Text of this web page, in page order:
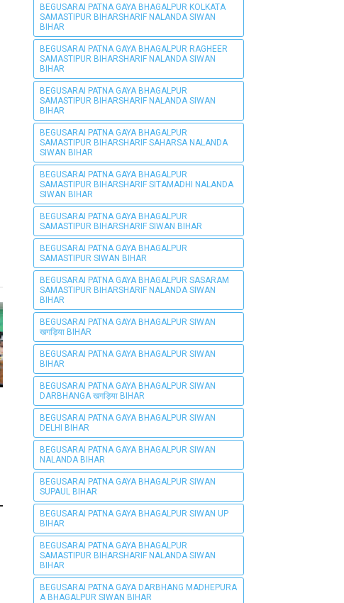
BEGUSARAI PATNA GAYA BHAGALPUR KOLKATA
SAMASTIPUR BIHARSHARIF NALANDA SIWAN
BIHAR
BEGUSARAI PATNA GAYA BHAGALPUR RAGHEER
SAMASTIPUR BIHARSHARIF NALANDA SIWAN
BIHAR
BEGUSARAI PATNA GAYA BHAGALPUR
SAMASTIPUR BIHARSHARIF NALANDA SIWAN
BIHAR
BEGUSARAI PATNA GAYA BHAGALPUR
SAMASTIPUR BIHARSHARIF SAHARSA NALANDA
SIWAN BIHAR
BEGUSARAI PATNA GAYA BHAGALPUR
SAMASTIPUR BIHARSHARIF SITAMADHI NALANDA
SIWAN BIHAR
BEGUSARAI PATNA GAYA BHAGALPUR
SAMASTIPUR BIHARSHARIF SIWAN BIHAR
BEGUSARAI PATNA GAYA BHAGALPUR
SAMASTIPUR SIWAN BIHAR
BEGUSARAI PATNA GAYA BHAGALPUR SASARAM
SAMASTIPUR BIHARSHARIF NALANDA SIWAN
BIHAR
BEGUSARAI PATNA GAYA BHAGALPUR SIWAN
खगड़िया BIHAR
BEGUSARAI PATNA GAYA BHAGALPUR SIWAN
BIHAR
BEGUSARAI PATNA GAYA BHAGALPUR SIWAN
DARBHANGA खगड़िया BIHAR
BEGUSARAI PATNA GAYA BHAGALPUR SIWAN
DELHI BIHAR
BEGUSARAI PATNA GAYA BHAGALPUR SIWAN
NALANDA BIHAR
BEGUSARAI PATNA GAYA BHAGALPUR SIWAN
SUPAUL BIHAR
BEGUSARAI PATNA GAYA BHAGALPUR SIWAN UP
BIHAR
BEGUSARAI PATNA GAYA BHAGALPUR
SAMASTIPUR BIHARSHARIF NALANDA SIWAN
BIHAR
BEGUSARAI PATNA GAYA DARBHANG MADHEPURA
A BHAGALPUR SIWAN BIHAR